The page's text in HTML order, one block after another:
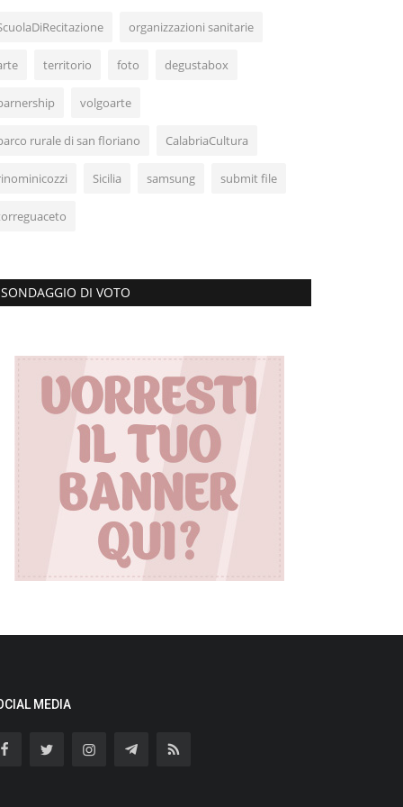
organizzazioni sanitarie
territorio foto degustabox
volgoarte
rurale di san floriano CalabriaCultura
Sicilia samsung submit file
SONDAGGIO DI VOTO
MEDIA